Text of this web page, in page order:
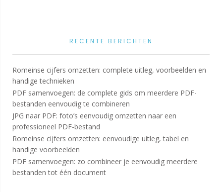
RECENTE BERICHTEN
Romeinse cijfers omzetten: complete uitleg, voorbeelden en
handige technieken
PDF samenvoegen: de complete gids om meerdere PDF-
bestanden eenvoudig te combineren
JPG naar PDF: foto’s eenvoudig omzetten naar een
professioneel PDF-bestand
Romeinse cijfers omzetten: eenvoudige uitleg, tabel en
handige voorbeelden
PDF samenvoegen: zo combineer je eenvoudig meerdere
bestanden tot één document